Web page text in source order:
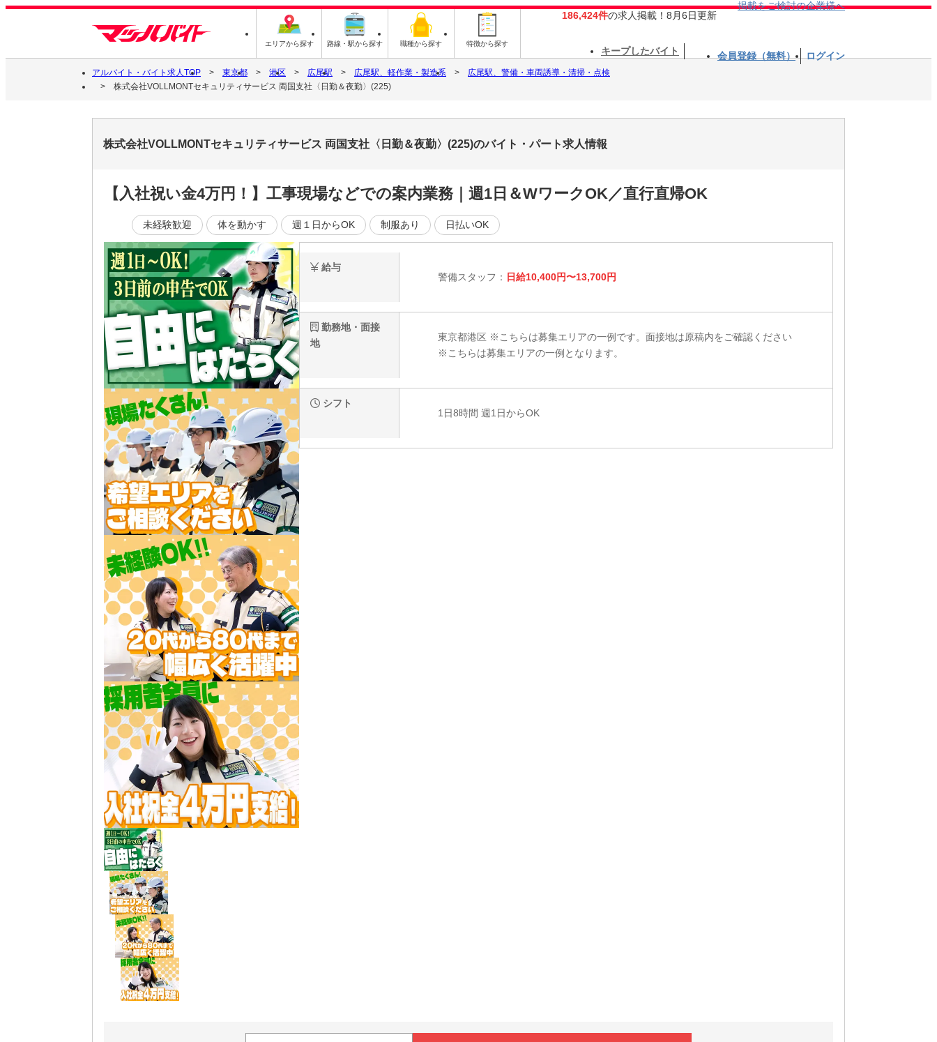
エリアから探す 路線・駅から探す 職種から探す 特徴から探す
186,424件の求人掲載！8月6日更新
掲載をご検討の企業様へ
キープしたバイト 会員登録（無料） ログイン
アルバイト・バイト求人TOP 東京都 港区 広尾駅 広尾駅、軽作業・製造系
広尾駅、警備・車両誘導・清掃・点検
株式会社VOLLMONTセキュリティサービス 両国支社〈日勤＆夜勤〉(225)
株式会社VOLLMONTセキュリティサービス 両国支社〈日勤＆夜勤〉(225)のバイト・パート求人情報
【入社祝い金4万円！】工事現場などでの案内業務｜週1日＆WワークOK／直行直帰OK
未経験歓迎 体を動かす 週１日からOK 制服あり 日払いOK
給与
警備スタッフ： 日給10,400円〜13,700円
勤務地・面接
地
東京都港区 ※こちらは募集エリアの一例です。面接地は原稿内をご確認ください
※こちらは募集エリアの一例となります。
シフト
1日8時間 週1日からOK